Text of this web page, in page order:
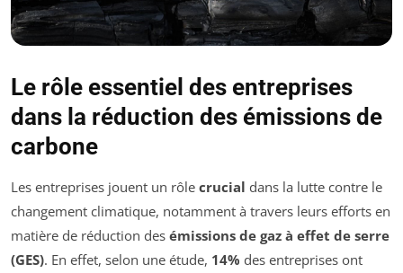
Le rôle essentiel des entreprises
dans la réduction des émissions de
carbone
Les entreprises jouent un rôle crucial dans la lutte contre le
changement climatique, notamment à travers leurs efforts en
matière de réduction des émissions de gaz à effet de serre
(GES). En effet, selon une étude, 14% des entreprises ont